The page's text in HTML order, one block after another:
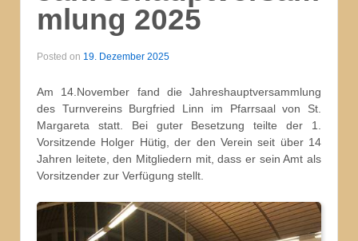
mlung 2025
Posted on 19. Dezember 2025
Am 14.November fand die Jahreshauptversammlung
des Turnvereins Burgfried Linn im Pfarrsaal von St.
Margareta statt. Bei guter Besetzung teilte der 1.
Vorsitzende Holger Hütig, der den Verein seit über 14
Jahren leitete, den Mitgliedern mit, dass er sein Amt als
Vorsitzender zur Verfügung stellt.